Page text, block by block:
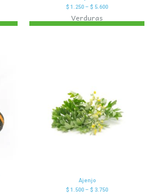
$ 1.250 – $ 5.600
Verduras
Ajenjo
$ 1.500 – $ 3.750